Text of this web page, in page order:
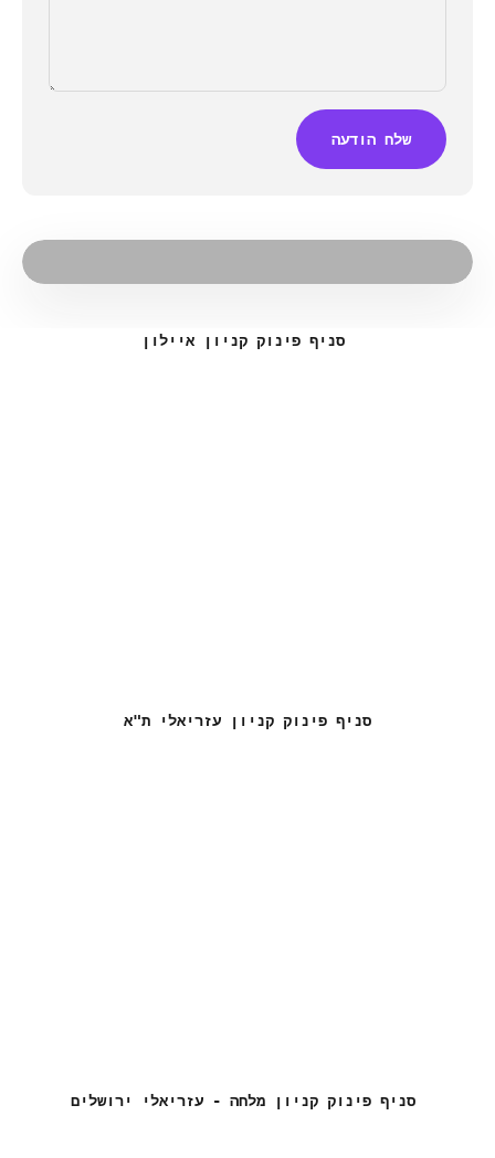
שלח הודעה
סניף פינוק קניון איילון
סניף פינוק קניון עזריאלי ת"א
סניף פינוק קניון מלחה - עזריאלי ירושלים